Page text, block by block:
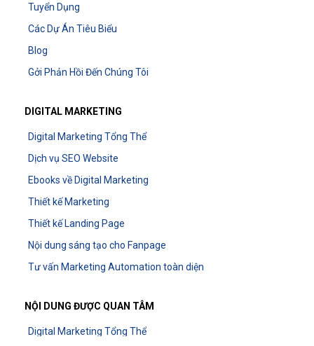
Tuyển Dụng
Các Dự Án Tiêu Biểu
Blog
Gởi Phản Hồi Đến Chúng Tôi
DIGITAL MARKETING
Digital Marketing Tổng Thể
Dịch vụ SEO Website
Ebooks về Digital Marketing
Thiết kế Marketing
Thiết kế Landing Page
Nội dung sáng tạo cho Fanpage
Tư vấn Marketing Automation toàn diện
NỘI DUNG ĐƯỢC QUAN TÂM
Digital Marketing Tổng Thể